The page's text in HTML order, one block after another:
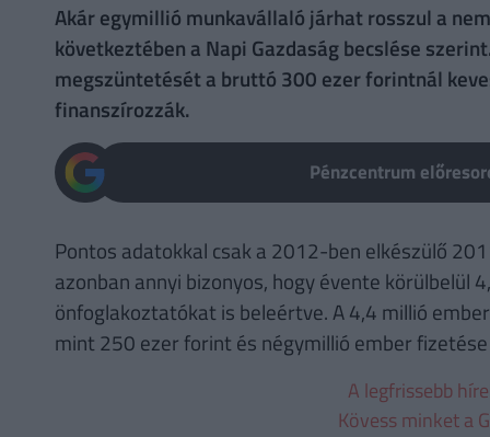
Akár egymillió munkavállaló járhat rosszul a
következtében a Napi Gazdaság becslése
megszüntetését a bruttó 300 ezer forintnál
finanszírozzák.
Pénzcentrum
Pontos adatokkal csak a 2012-ben elkészülő
azonban annyi bizonyos, hogy évente körülbelül
önfoglakoztatókat is beleértve. A 4,4 millió
mint 250 ezer forint és négymillió ember
A legfrissebb
Kövess minket a